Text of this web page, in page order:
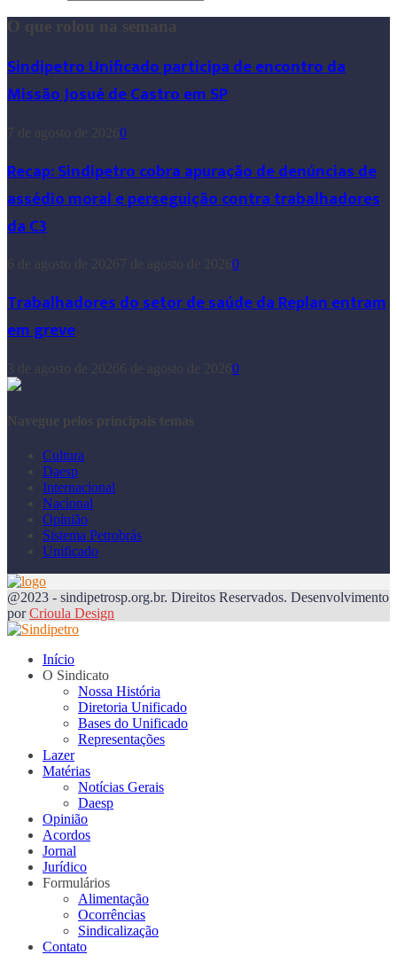
O que rolou na semana
Sindipetro Unificado participa de encontro da
Missão Josué de Castro em SP
0
Recap: Sindipetro cobra apuração de denúncias de
assédio moral e perseguição contra trabalhadores
da C3
0
Trabalhadores do setor de saúde da Replan entram
em greve
0
Navegue pelos principais temas
Cultura
Daesp
Internacional
Nacional
Opinião
Sistema Petrobrás
Unificado
@2023 - sindipetrosp.org.br. Direitos Reservados. Desenvolvimento
porCrioula Design
Início
O Sindicato
Nossa História
Diretoria Unificado
Bases do Unificado
Representações
Lazer
Matérias
Notícias Gerais
Daesp
Opinião
Acordos
Jornal
Jurídico
Formulários
Alimentação
Ocorrências
Sindicalização
Contato